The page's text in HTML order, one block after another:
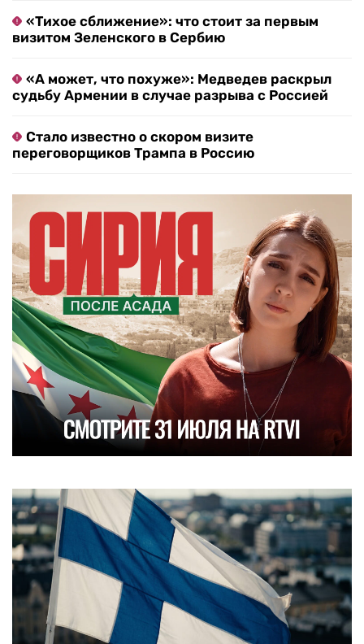
«Тихое сближение»: что стоит за первым
визитом Зеленского в Сербию
«А может, что похуже»: Медведев раскрыл
судьбу Армении в случае разрыва с Россией
Стало известно о скором визите
переговорщиков Трампа в Россию